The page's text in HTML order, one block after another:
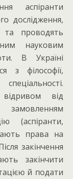
аспіранти
дослідження,
та проводять
науковим
В Україні
з філософії,
від
(аспіранти,
права на
закінчення
закінчити
й подати